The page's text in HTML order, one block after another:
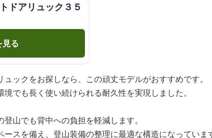
ドアリュック３５
見る
ックをお探しなら、この頑丈モデルがおすすめです。
でも長く使い続けられる耐久性を実現しました。
山でも背中への負担を軽減します。
スを備え、登山装備の整理に最適な構造になっていま